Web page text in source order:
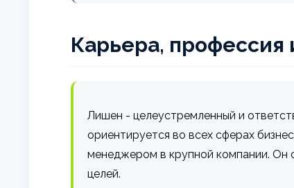
Карьера, профессия
Лишен - целеустремленный и
ориентируется во всех сферах
менеджером в крупной компании. Он
целей.